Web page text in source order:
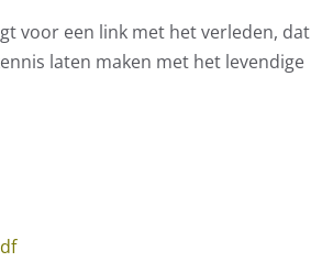
voor een link met het verleden, dat
laten maken met het levendige